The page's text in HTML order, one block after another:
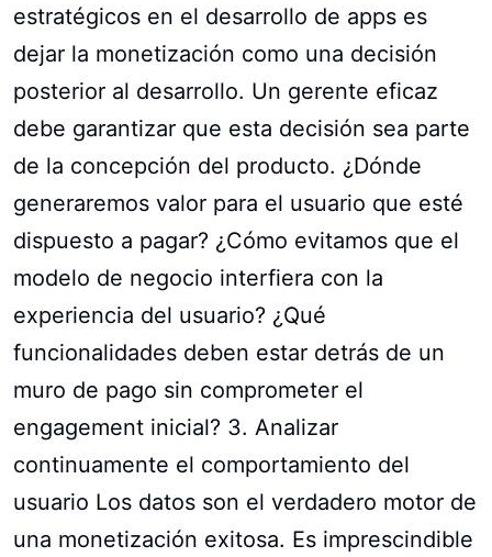
estratégicos en el desarrollo de apps es
dejar la monetización como una decisión
posterior al desarrollo. Un gerente eficaz
debe garantizar que esta decisión sea parte
de la concepción del producto. ¿Dónde
generaremos valor para el usuario que esté
dispuesto a pagar? ¿Cómo evitamos que el
modelo de negocio interfiera con la
experiencia del usuario? ¿Qué
funcionalidades deben estar detrás de un
muro de pago sin comprometer el
engagement inicial? 3. Analizar
continuamente el comportamiento del
usuario Los datos son el verdadero motor de
una monetización exitosa. Es imprescindible